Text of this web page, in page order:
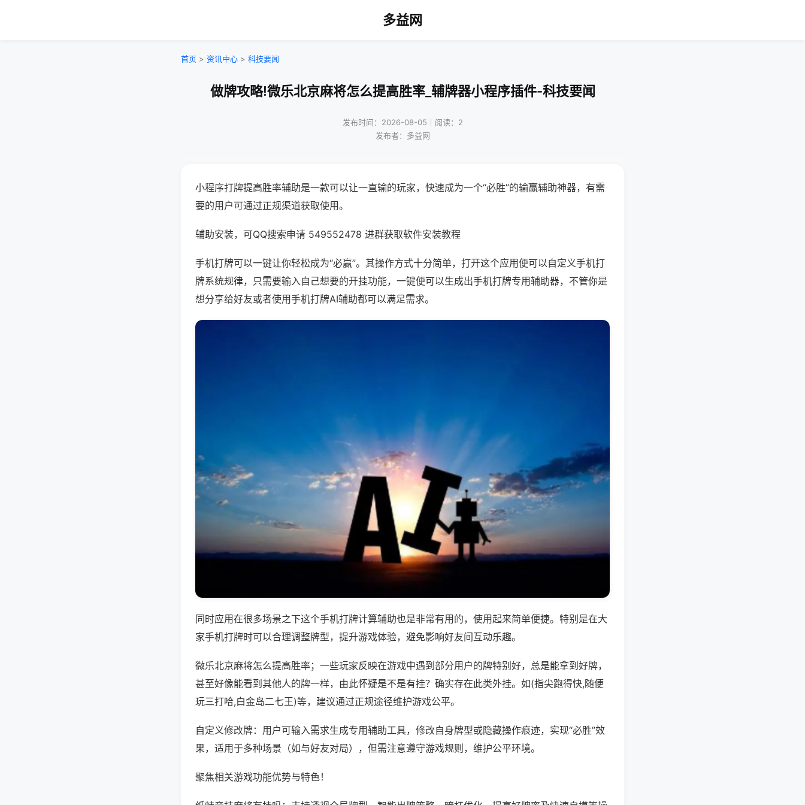
多益网
首页 > 资讯中心 > 科技要闻
做牌攻略!微乐北京麻将怎么提高胜率_辅牌器小程序插件-科技要闻
发布时间：2026-08-05｜阅读：2
发布者：多益网
小程序打牌提高胜率辅助是一款可以让一直输的玩家，快速成为一个“必胜”的输赢辅助神器，有需
要的用户可通过正规渠道获取使用。
辅助安装，可QQ搜索申请 549552478 进群获取软件安装教程
手机打牌可以一键让你轻松成为“必赢”。其操作方式十分简单，打开这个应用便可以自定义手机打
牌系统规律，只需要输入自己想要的开挂功能，一键便可以生成出手机打牌专用辅助器，不管你是
想分享给好友或者使用手机打牌AI辅助都可以满足需求。
同时应用在很多场景之下这个手机打牌计算辅助也是非常有用的，使用起来简单便捷。特别是在大
家手机打牌时可以合理调整牌型，提升游戏体验，避免影响好友间互动乐趣。
微乐北京麻将怎么提高胜率；一些玩家反映在游戏中遇到部分用户的牌特别好，总是能拿到好牌，
甚至好像能看到其他人的牌一样，由此怀疑是不是有挂？确实存在此类外挂。如(指尖跑得快,随便
玩三打哈,白金岛二七王)等，建议通过正规途径维护游戏公平。
自定义修改牌：用户可输入需求生成专用辅助工具，修改自身牌型或隐藏操作痕迹，实现“必胜”效
果，适用于多种场景（如与好友对局），但需注意遵守游戏规则，维护公平环境。
聚焦相关游戏功能优势与特色！